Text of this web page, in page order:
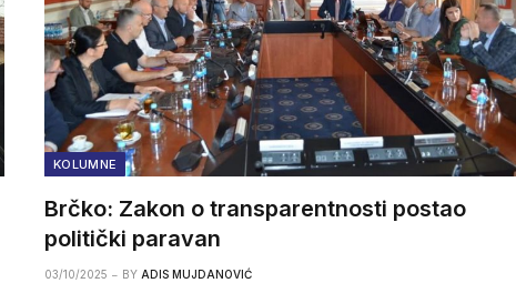
KOLUMNE
Brčko: Zakon o transparentnosti postao
politički paravan
03/10/2025 BY ADIS MUJDANOVIĆ